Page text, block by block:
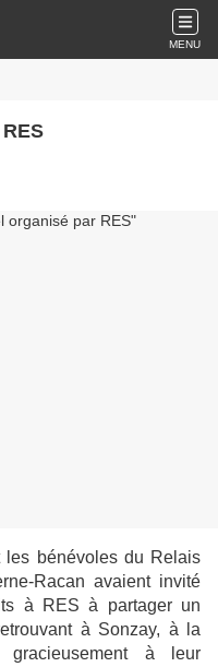
MENU
les bénévoles du Relais
Racan avaient invité
à RES à partager un
à Sonzay, à la
à leur